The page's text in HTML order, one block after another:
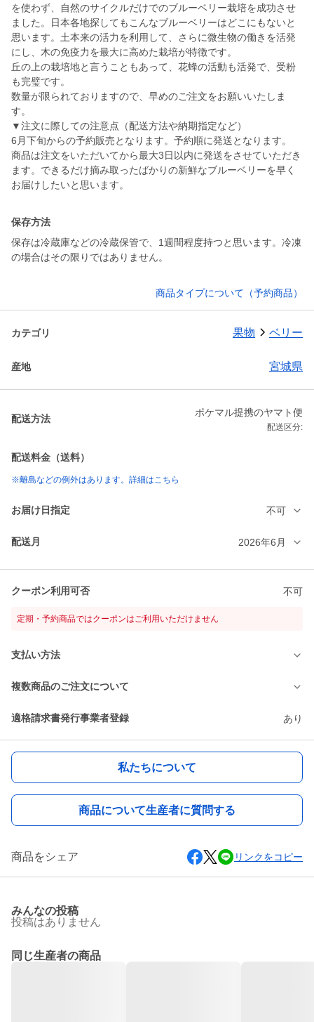
を使わず、自然のサイクルだけでのブルーベリー栽培を成功させ
ました。日本各地探してもこんなブルーベリーはどこにもないと
思います。土本来の活力を利用して、さらに微生物の働きを活発
にし、木の免疫力を最大に高めた栽培が特徴です。
丘の上の栽培地と言うこともあって、花蜂の活動も活発で、受粉
も完璧です。
数量が限られておりますので、早めのご注文をお願いいたしま
す。
▼注文に際しての注意点（配送方法や納期指定など）
6月下旬からの予約販売となります。予約順に発送となります。
商品は注文をいただいてから最大3日以内に発送をさせていただき
ます。できるだけ摘み取ったばかりの新鮮なブルーベリーを早く
お届けしたいと思います。
保存方法
保存は冷蔵庫などの冷蔵保管で、1週間程度持つと思います。冷凍
の場合はその限りではありません。
商品タイプについて（予約商品）
カテゴリ 果物 ベリー
産地 宮城県
配送方法
ポケマル提携のヤマト便
配送区分:
配送料金（送料）
※離島などの例外はあります。詳細はこちら
お届け日指定 不可
配送月 2026年6月
クーポン利用可否 不可
定期・予約商品ではクーポンはご利用いただけません
支払い方法
複数商品のご注文について
適格請求書発行事業者登録 あり
私たちについて
商品について生産者に質問する
商品をシェア リンクをコピー
みんなの投稿
投稿はありません
同じ生産者の商品